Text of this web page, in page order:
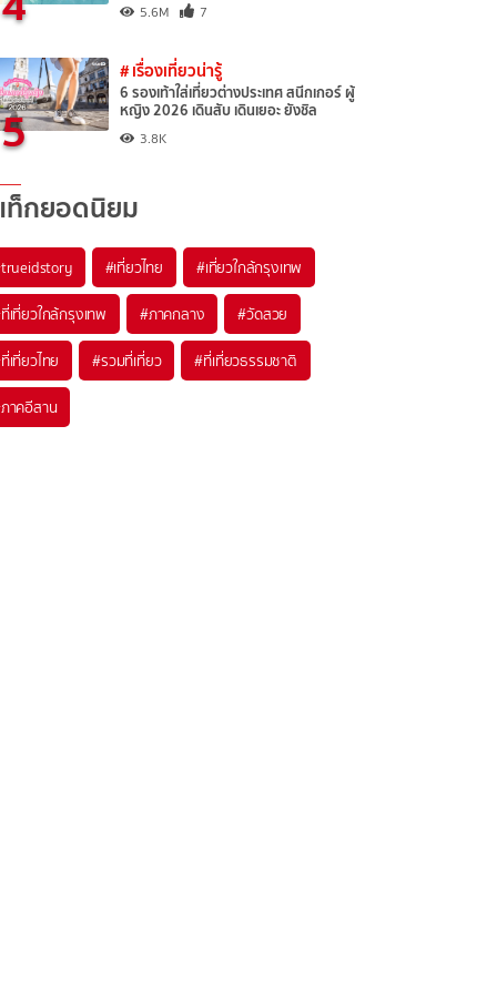
5.6M 7
5
# เรื่องเที่ยวน่ารู้
6 รองเท้าใส่เที่ยวต่างประเทศ สนีกเกอร์ ผู้
หญิง 2026 เดินสับ เดินเยอะ ยังชิล
3.8K
ท็กยอดนิยม
#เที่ยวไทย #เที่ยวใกล้กรุงเทพ
เที่ยวใกล้กรุงเทพ #ภาคกลาง #วัดสวย
เที่ยวไทย #รวมที่เที่ยว #ที่เที่ยวธรรมชาติ
าคอีสาน